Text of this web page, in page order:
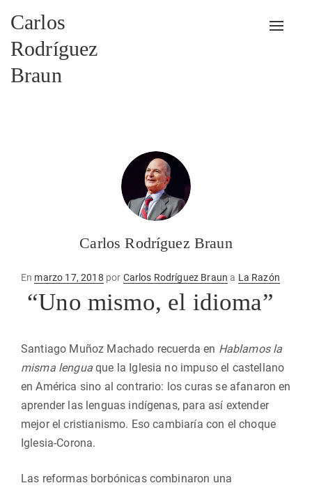
Carlos
Rodríguez
Braun
Carlos Rodríguez Braun
En Publicado
en
marzo 17, 2018 por Carlos Rodríguez Braun a La Razón
“Uno mismo, el idioma”
Santiago Muñoz Machado recuerda en Hablamos la
misma lenguaque la Iglesia no impuso el castellano
en América sino al contrario: los curas se afanaron en
aprender las lenguas indígenas, para así extender
mejor el cristianismo. Eso cambiaría con el choque
Iglesia-Corona.
Las reformas borbónicas combinaron una